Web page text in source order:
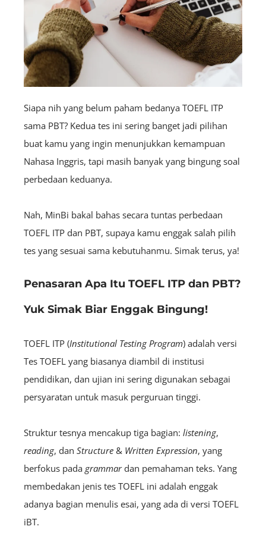
Siapa nih yang belum paham bedanya TOEFL ITP
sama PBT? Kedua tes ini sering banget jadi pilihan
buat kamu yang ingin menunjukkan kemampuan
Nahasa Inggris, tapi masih banyak yang bingung soal
perbedaan keduanya.
Nah, MinBi bakal bahas secara tuntas perbedaan
TOEFL ITP dan PBT, supaya kamu enggak salah pilih
tes yang sesuai sama kebutuhanmu. Simak terus, ya!
Penasaran Apa Itu TOEFL ITP dan PBT?
Yuk Simak Biar Enggak Bingung!
TOEFL ITP (Institutional Testing Program) adalah versi
Tes TOEFL yang biasanya diambil di institusi
pendidikan, dan ujian ini sering digunakan sebagai
persyaratan untuk masuk perguruan tinggi.
Struktur tesnya mencakup tiga bagian: listening,
reading, dan Structure & Written Expression, yang
berfokus pada grammardan pemahaman teks. Yang
membedakan jenis tes TOEFL ini adalah enggak
adanya bagian menulis esai, yang ada di versi TOEFL
iBT.